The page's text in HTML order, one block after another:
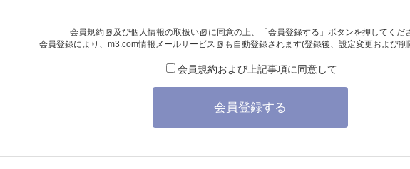
会員規約 及び個人情報の取扱い
に同意の上、「会員登録する」ボタンを押してくだ
会員登録により、 m3.com情報メールサービス も自動登録されます(登録後、設定変更および
会員規約および上記事項に同意して
会員登録する